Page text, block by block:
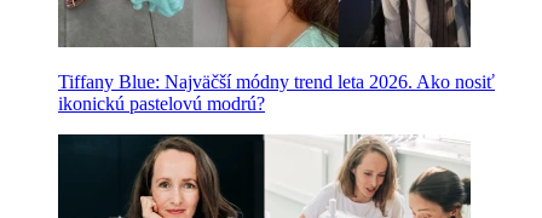
Tiffany Blue: Najväčší módny trend leta 2026. Ako nosiť
ikonickú pastelovú modrú?